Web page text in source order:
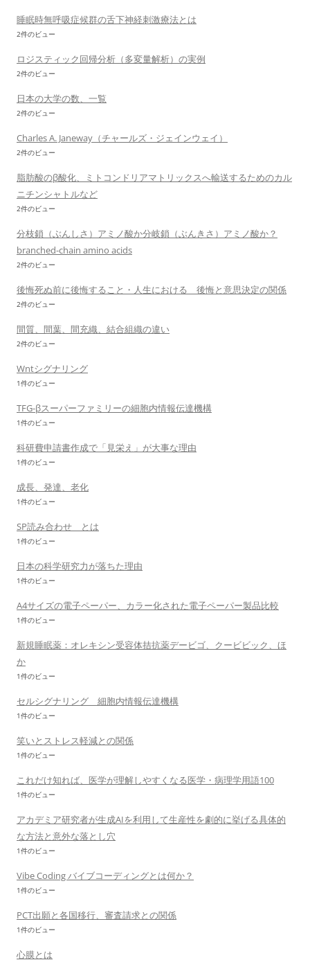
睡眠時無呼吸症候群の舌下神経刺激療法とは
2件のビュー
ロジスティック回帰分析（多変量解析）の実例
2件のビュー
日本の大学の数、一覧
2件のビュー
Charles A. Janeway（チャールズ・ジェインウェイ）
2件のビュー
脂肪酸のβ酸化、ミトコンドリアマトリックスへ輸送するためのカル
ニチンシャトルなど
2件のビュー
分枝鎖（ぶんしさ）アミノ酸か分岐鎖（ぶんきさ）アミノ酸か？
branched-chain amino acids
2件のビュー
後悔死ぬ前に後悔すること・人生における 後悔と意思決定の関係
2件のビュー
間質、間葉、間充織、結合組織の違い
2件のビュー
Wntシグナリング
1件のビュー
TFG-βスーパーファミリーの細胞内情報伝達機構
1件のビュー
科研費申請書作成で「見栄え」が大事な理由
1件のビュー
成長、発達、老化
1件のビュー
SP読み合わせ とは
1件のビュー
日本の科学研究力が落ちた理由
1件のビュー
A4サイズの電子ペーパー、カラー化された電子ペーパー製品比較
1件のビュー
新規睡眠薬：オレキシン受容体拮抗薬デービゴ、クービビック、ほ
か
1件のビュー
セルシグナリング 細胞内情報伝達機構
1件のビュー
笑いとストレス軽減との関係
1件のビュー
これだけ知れば、医学が理解しやすくなる医学・病理学用語100
1件のビュー
アカデミア研究者が生成AIを利用して生産性を劇的に挙げる具体的
な方法と意外な落とし穴
1件のビュー
Vibe Coding バイブコーディングとは何か？
1件のビュー
PCT出願と各国移行、審査請求との関係
1件のビュー
心膜とは